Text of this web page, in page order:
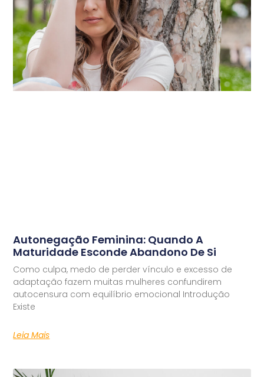
Autonegação Feminina: Quando A
Maturidade Esconde Abandono De Si
Como culpa, medo de perder vínculo e excesso de
adaptação fazem muitas mulheres confundirem
autocensura com equilíbrio emocional Introdução
Existe
Leia Mais